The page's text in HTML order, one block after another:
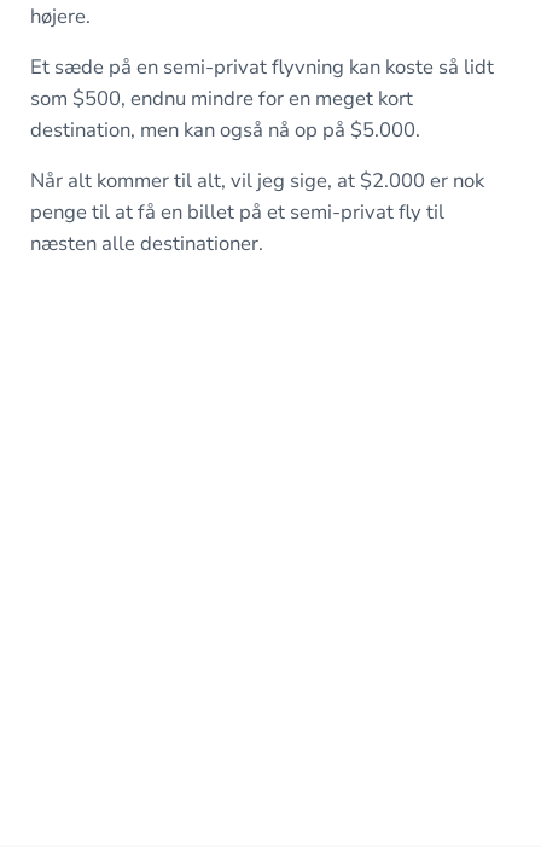
højere.
Et sæde på en semi-privat flyvning kan koste så lidt
som $500, endnu mindre for en meget kort
destination, men kan også nå op på $5.000.
Når alt kommer til alt, vil jeg sige, at $2.000 er nok
penge til at få en billet på et semi-privat fly til
næsten alle destinationer.